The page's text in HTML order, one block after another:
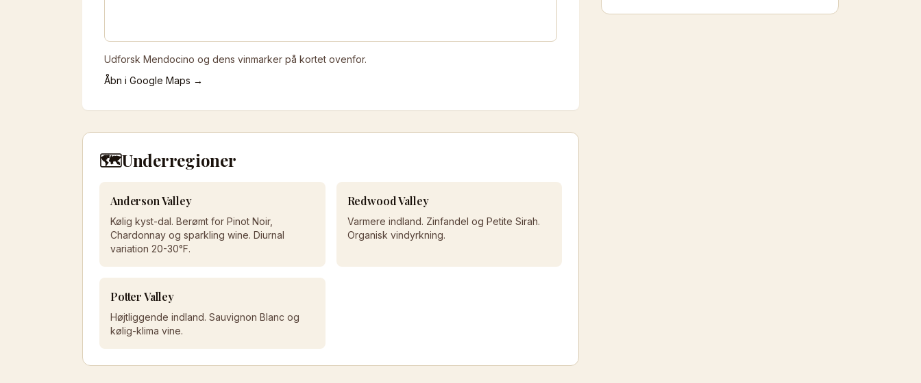
Udforsk Mendocino og dens vinmarker på kortet ovenfor.
Åbn i Google Maps →
🗺️Underregioner
Anderson Valley
Kølig kyst-dal. Berømt for Pinot Noir,
Chardonnay og sparkling wine. Diurnal
variation 20-30°F.
Redwood Valley
Varmere indland. Zinfandel og Petite Sirah.
Organisk vindyrkning.
Potter Valley
Højtliggende indland. Sauvignon Blanc og
kølig-klima vine.